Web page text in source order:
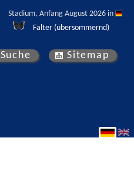
Stadium, Anfang August 2026 in
Falter (übersommernd)
Suche Sitemap